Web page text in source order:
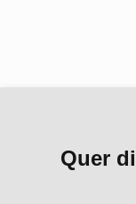
Quer